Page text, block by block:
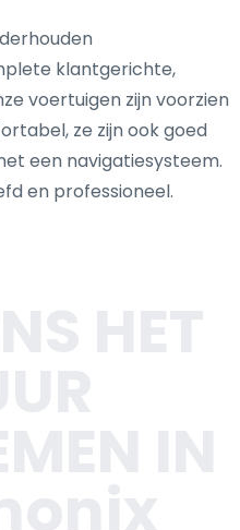
klantgerichte,
voertuigen zijn voorzien
ze zijn ook goed
een navigatiesysteem.
en professioneel.